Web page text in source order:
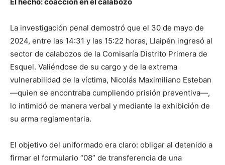
La investigación penal demostró que el 30 de mayo de
2024, entre las 14:31 y las 15:22 horas, Llaipén ingresó al
sector de calabozos de la Comisaría Distrito Primera de
Esquel. Valiéndose de su cargo y de la extrema
vulnerabilidad de la víctima, Nicolás Maximiliano Esteban
—quien se encontraba cumpliendo prisión preventiva—,
lo intimidó de manera verbal y mediante la exhibición de
su arma reglamentaria.
El objetivo del uniformado era claro: obligar al detenido a
firmar el formulario “08” de transferencia de una